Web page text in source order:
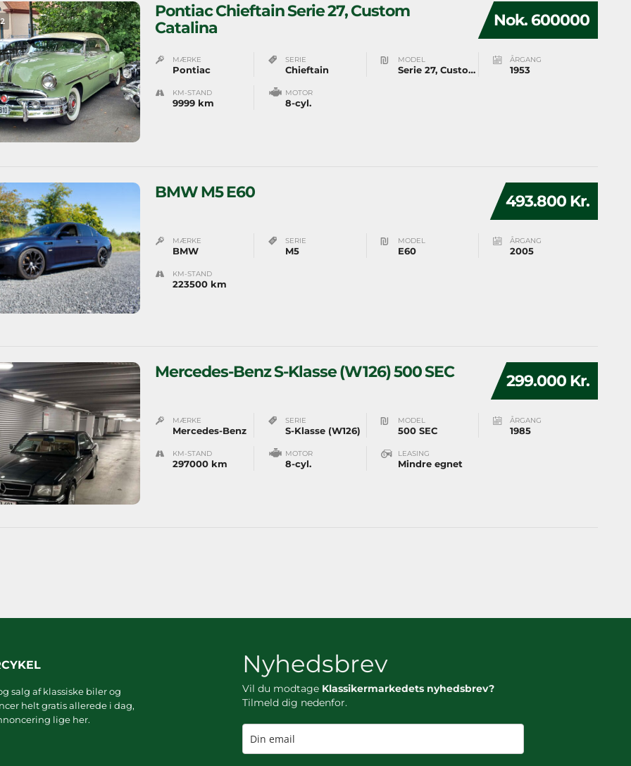
2 Nok. 600000
Pontiac Chieftain Serie 27, Custom
Catalina
MÆRKE
Pontiac
SERIE
Chieftain
MODEL
Serie 27, Custom Catalina
ÅRGANG
1953
KM-STAND
9999 km
MOTOR
8-cyl.
493.800 Kr.
BMW M5 E60
MÆRKE
BMW
SERIE
M5
MODEL
E60
ÅRGANG
2005
KM-STAND
223500 km
299.000 Kr.
Mercedes-Benz S-Klasse (W126) 500 SEC
MÆRKE
Mercedes-Benz
SERIE
S-Klasse (W126)
MODEL
500 SEC
ÅRGANG
1985
KM-STAND
297000 km
MOTOR
8-cyl.
LEASING
Mindre egnet
salg af klassiske biler og
helt gratis allerede i dag,
lige her.
Nyhedsbrev
Vil du modtage Klassikermarkedets nyhedsbrev?
Tilmeld dig nedenfor.